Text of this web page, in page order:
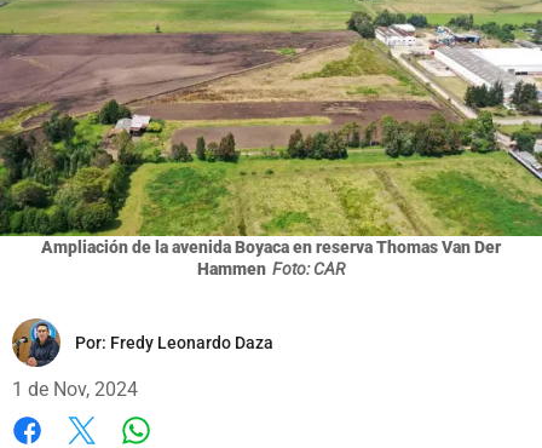
Ampliación de la avenida Boyaca en reserva Thomas Van Der
Hammen Foto: CAR
Por: Fredy Leonardo Daza
1 de Nov, 2024